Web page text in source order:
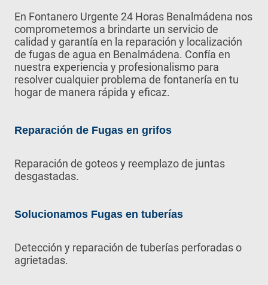
En Fontanero Urgente 24 Horas Benalmádena nos
comprometemos a brindarte un servicio de
calidad y garantía en la reparación y localización
de fugas de agua en Benalmádena. Confía en
nuestra experiencia y profesionalismo para
resolver cualquier problema de fontanería en tu
hogar de manera rápida y eficaz.
Reparación de Fugas en grifos
Reparación de goteos y reemplazo de juntas
desgastadas.
Solucionamos Fugas en tuberías
Detección y reparación de tuberías perforadas o
agrietadas.